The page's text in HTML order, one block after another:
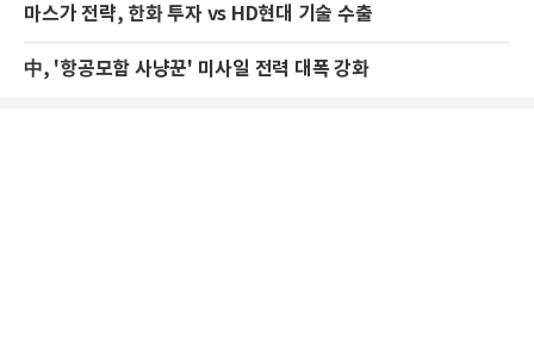
마스가 전략, 한화 투자 vs HD현대 기술 수출
中, '항공모함 사냥꾼' 미사일 전력 대폭 강화